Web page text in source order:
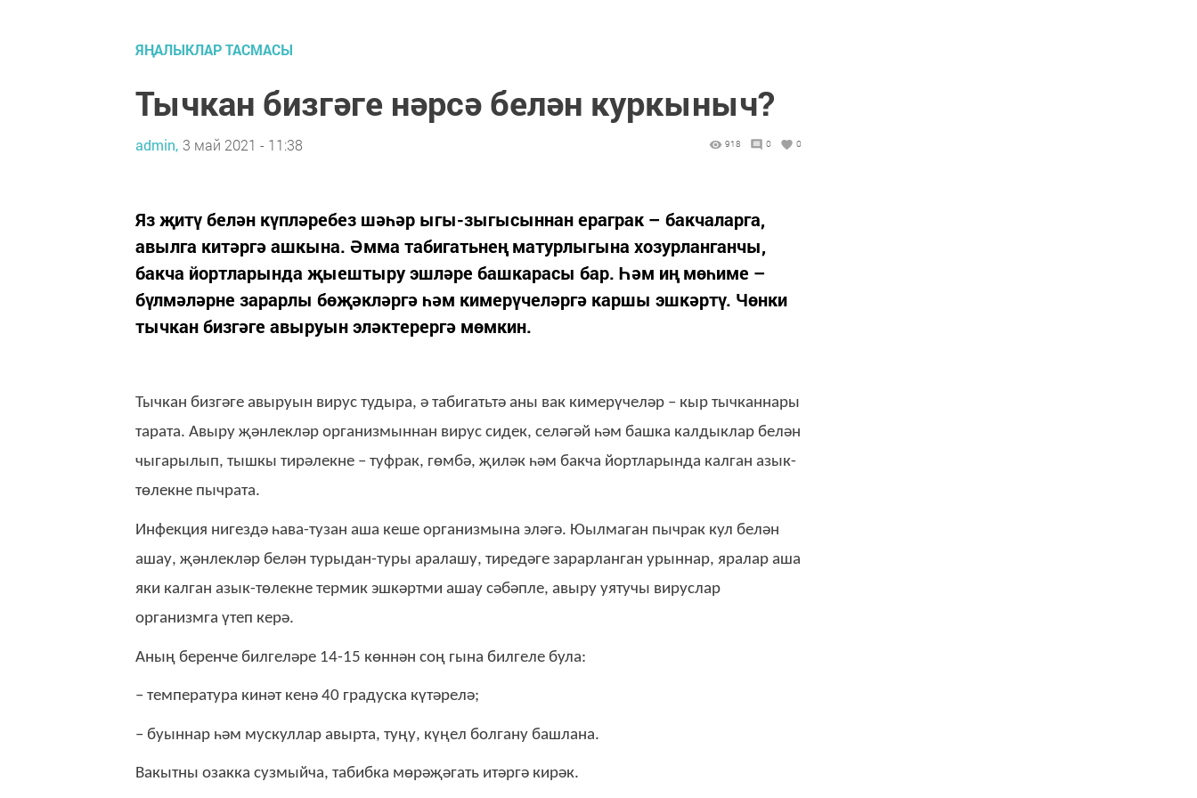
ЯҢАЛЫКЛАР ТАСМАСЫ
Тычкан бизгәге нәрсә белән куркыныч?
admin, 3 май 2021 - 11:38 918 0 0
Яз җитү белән күпләребез шәһәр ыгы-зыгысыннан ераграк – бакчаларга,
авылга китәргә ашкына. Әмма табигатьнең матурлыгына хозурланганчы,
бакча йортларында җыештыру эшләре башкарасы бар. Һәм иң мөһиме –
бүлмәләрне зарарлы бөҗәкләргә һәм кимерүчеләргә каршы эшкәртү. Чөнки
тычкан бизгәге авыруын эләктерергә мөмкин.
Тычкан бизгәге авыруын вирус тудыра, ә табигатьтә аны вак кимерүчеләр – кыр тычканнары
тарата. Авыру җәнлекләр организмыннан вирус сидек, селәгәй һәм башка калдыклар белән
чыгарылып, тышкы тирәлекне – туфрак, гөмбә, җиләк һәм бакча йортларында калган азык-
төлекне пычрата.
Инфекция нигездә һава-тузан аша кеше организмына эләгә. Юылмаган пычрак кул белән
ашау, җәнлекләр белән турыдан-туры аралашу, тиредәге зарарланган урыннар, яралар аша
яки калган азык-төлекне термик эшкәртми ашау сәбәпле, авыру уятучы вируслар
организмга үтеп керә.
Аның беренче билгеләре 14-15 көннән соң гына билгеле була:
– температура кинәт кенә 40 градуска күтәрелә;
– буыннар һәм мускуллар авырта, туңу, күңел болгану башлана.
Вакытны озакка сузмыйча, табибка мөрәҗәгать итәргә кирәк.